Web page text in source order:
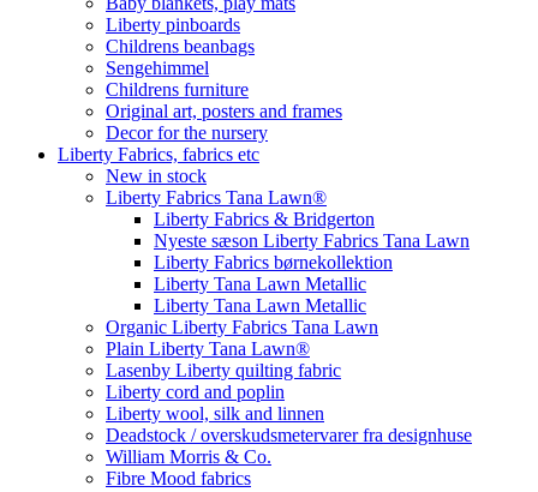
Liberty pinboards
Childrens beanbags
Sengehimmel
Childrens furniture
Original art, posters and frames
Decor for the nursery
Liberty Fabrics, fabrics etc
New in stock
Liberty Fabrics Tana Lawn®
Liberty Fabrics & Bridgerton
Nyeste sæson Liberty Fabrics Tana Lawn
Liberty Fabrics børnekollektion
Liberty Tana Lawn Metallic
Liberty Tana Lawn Metallic
Organic Liberty Fabrics Tana Lawn
Plain Liberty Tana Lawn®
Lasenby Liberty quilting fabric
Liberty cord and poplin
Liberty wool, silk and linnen
Deadstock / overskudsmetervarer fra designhuse
William Morris & Co.
Fibre Mood fabrics